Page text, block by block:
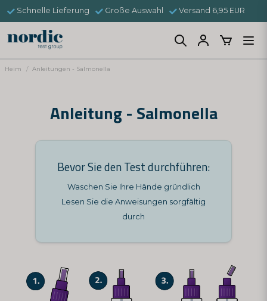
Schnelle Lieferung Große Auswahl Versand 6,95 EUR
Heim Anleitungen - Salmonella
Anleitung - Salmonella
Bevor Sie den Test durchführen:
Waschen Sie Ihre Hände gründlich
Lesen Sie die Anweisungen sorgfältig
durch